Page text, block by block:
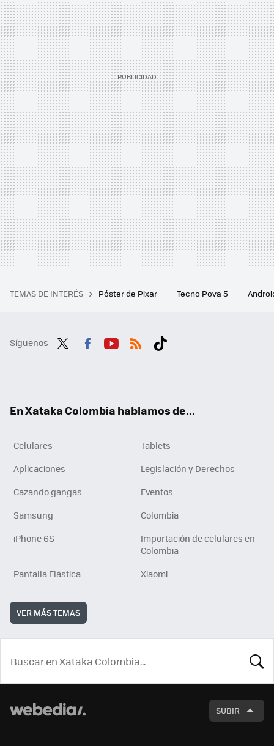
TEMAS DE INTERÉS Póster de Pixar Tecno Pova 5
Síguenos
En Xataka Colombia hablamos de...
Celulares
Tablets
Aplicaciones
Legislación y Derechos
Cazando gangas
Eventos
Samsung
Colombia
iPhone 6S
Importación de celulares en
Colombia
Pantalla Elástica
Xiaomi
VER MÁS TEMAS
SUBIR